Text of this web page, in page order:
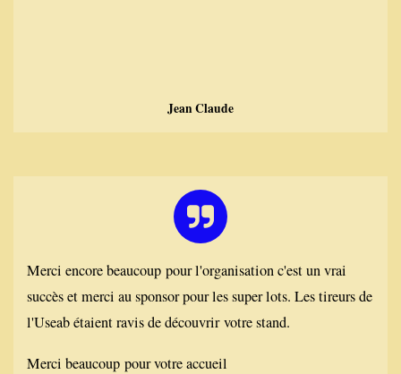
Jean Claude
Merci encore beaucoup pour l'organisation c'est un vrai
succès et merci au sponsor pour les super lots. Les tireurs de
l'Useab étaient ravis de découvrir votre stand.
Merci beaucoup pour votre accueil